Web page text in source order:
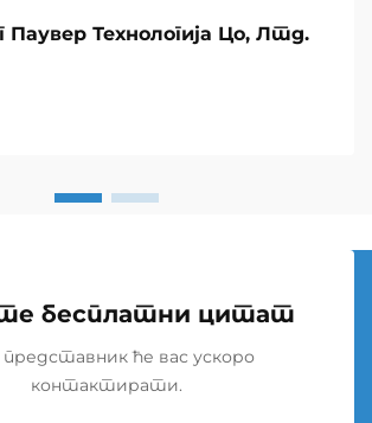
Паувер Технологија Цо, Лтд.
бесплатни цитат
ће вас ускоро
контактирати.